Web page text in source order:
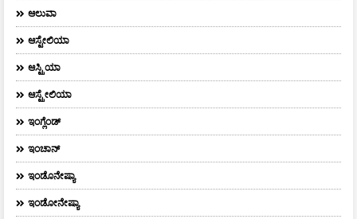
ಆಲುವಾ
ಆಸ್ಟೇಲಿಯಾ
ಆಸ್ಟ್ರಿಯಾ
ಆಸ್ಟ್ರೇಲಿಯಾ
ಇಂಗ್ಲೆಂಡ್
ಇಂಚಾನ್
ಇಂಡೊನೇಷ್ಯಾ
ಇಂಡೋನೇಷ್ಯಾ